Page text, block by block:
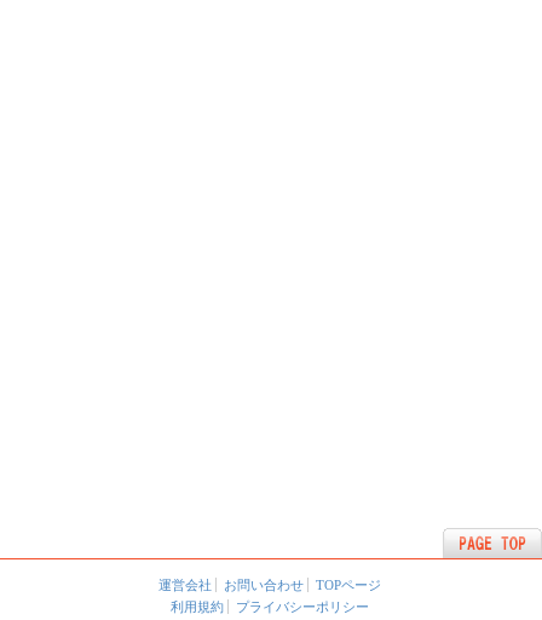
運営会社 お問い合わせ
TOPページ
利用規約
プライバシーポリシー